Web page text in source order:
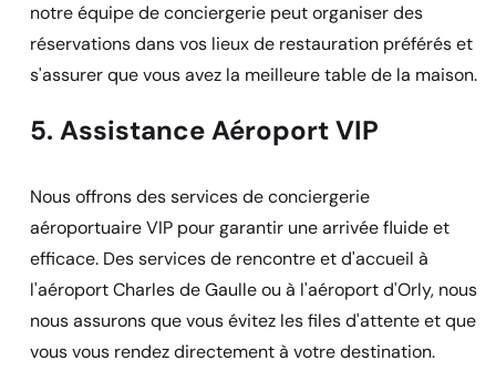
notre équipe de conciergerie peut organiser des
réservations dans vos lieux de restauration préférés et
s'assurer que vous avez la meilleure table de la maison.
5. Assistance Aéroport VIP
Nous offrons des services de conciergerie
aéroportuaire VIP pour garantir une arrivée fluide et
efficace. Des services de rencontre et d'accueil à
l'aéroport Charles de Gaulle ou à l'aéroport d'Orly, nous
nous assurons que vous évitez les files d'attente et que
vous vous rendez directement à votre destination.